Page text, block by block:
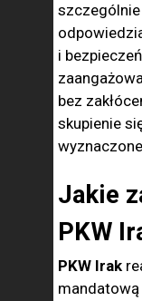
i
bez
skupienie
Jakie
PKW
PKW Irak
mandatową